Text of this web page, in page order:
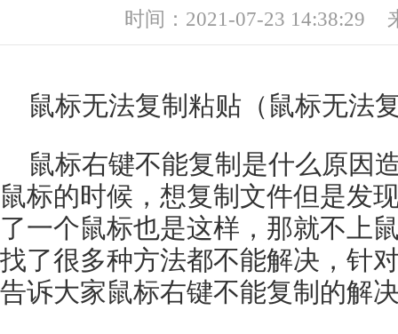
时间：2021-07-23 14:38:29
鼠标无法复制粘贴（鼠标无法
鼠标右键不能复制是什么原因
鼠标的时候，想复制文件但是发
了一个鼠标也是这样，那就不上
找了很多种方法都不能解决，针
告诉大家鼠标右键不能复制的解